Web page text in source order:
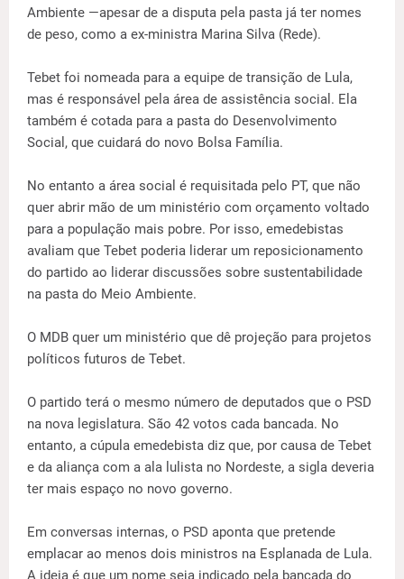
Ambiente —apesar de a disputa pela pasta já ter nomes
de peso, como a ex-ministra Marina Silva (Rede).
Tebet foi nomeada para a equipe de transição de Lula,
mas é responsável pela área de assistência social. Ela
também é cotada para a pasta do Desenvolvimento
Social, que cuidará do novo Bolsa Família.
No entanto a área social é requisitada pelo PT, que não
quer abrir mão de um ministério com orçamento voltado
para a população mais pobre. Por isso, emedebistas
avaliam que Tebet poderia liderar um reposicionamento
do partido ao liderar discussões sobre sustentabilidade
na pasta do Meio Ambiente.
O MDB quer um ministério que dê projeção para projetos
políticos futuros de Tebet.
O partido terá o mesmo número de deputados que o PSD
na nova legislatura. São 42 votos cada bancada. No
entanto, a cúpula emedebista diz que, por causa de Tebet
e da aliança com a ala lulista no Nordeste, a sigla deveria
ter mais espaço no novo governo.
Em conversas internas, o PSD aponta que pretende
emplacar ao menos dois ministros na Esplanada de Lula.
A ideia é que um nome seja indicado pela bancada do